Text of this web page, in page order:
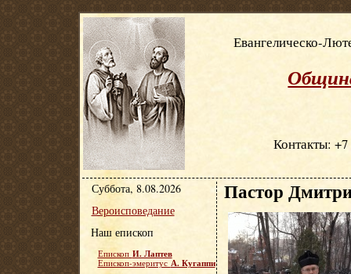
Евангелическо-
Контакты: +7
Пастор
Суббота, 8.08.2026
Вероисповедание
Наш епископ
Епископ И. Лаптев
Епископ-эмеритус А. Кугаппи